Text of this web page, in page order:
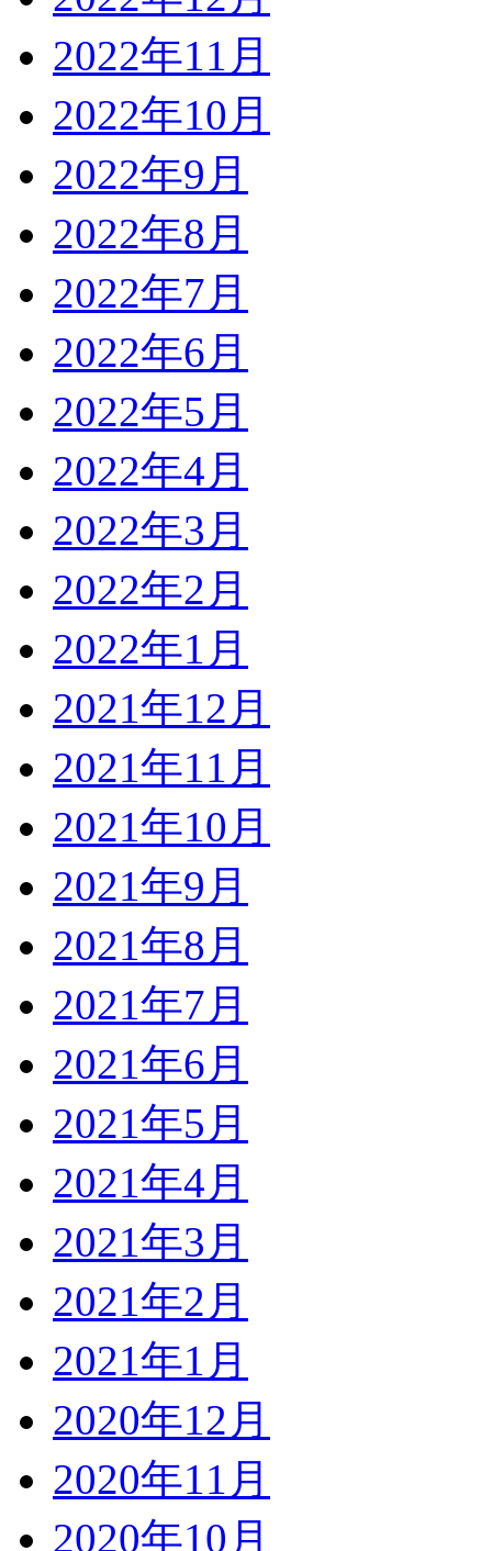
2022年11月
2022年10月
2022年9月
2022年8月
2022年7月
2022年6月
2022年5月
2022年4月
2022年3月
2022年2月
2022年1月
2021年12月
2021年11月
2021年10月
2021年9月
2021年8月
2021年7月
2021年6月
2021年5月
2021年4月
2021年3月
2021年2月
2021年1月
2020年12月
2020年11月
2020年10月